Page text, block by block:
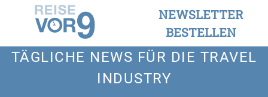
NEWSLETTER
BESTELLEN
TÄGLICHE NEWS FÜR DIE TRAVEL
INDUSTRY